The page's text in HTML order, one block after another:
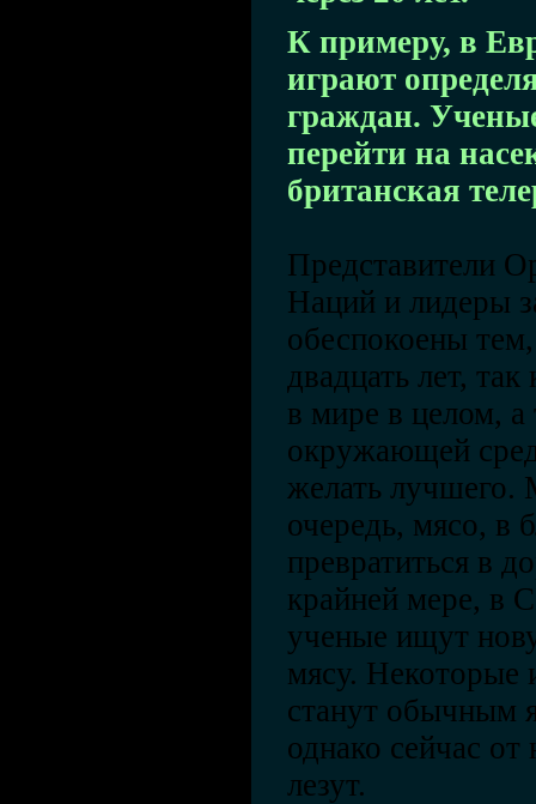
К примеру, в
играют
граждан.
перейти на
британская
Представители
Наций и лидеры
обеспокоены
двадцать лет,
в мире в целом, а
окружающей
желать лучшего.
очередь, мясо, в
превратиться в
крайней мере, в
ученые ищут
мясу. Некоторые
станут обычным
однако сейчас от
лезут.